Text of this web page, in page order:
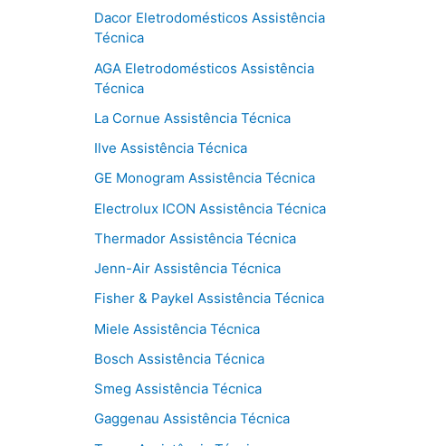
Dacor Eletrodomésticos Assistência
Técnica
AGA Eletrodomésticos Assistência
Técnica
La Cornue Assistência Técnica
Ilve Assistência Técnica
GE Monogram Assistência Técnica
Electrolux ICON Assistência Técnica
Thermador Assistência Técnica
Jenn-Air Assistência Técnica
Fisher & Paykel Assistência Técnica
Miele Assistência Técnica
Bosch Assistência Técnica
Smeg Assistência Técnica
Gaggenau Assistência Técnica